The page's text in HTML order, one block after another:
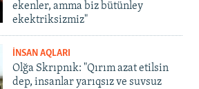
ekenler, amma biz bütünley
ekektriksizmiz"
İNSAN AQLARI
Olğa Skrıpnık: "Qırım azat etilsin
dep, insanlar yarıqsız ve suvsuz